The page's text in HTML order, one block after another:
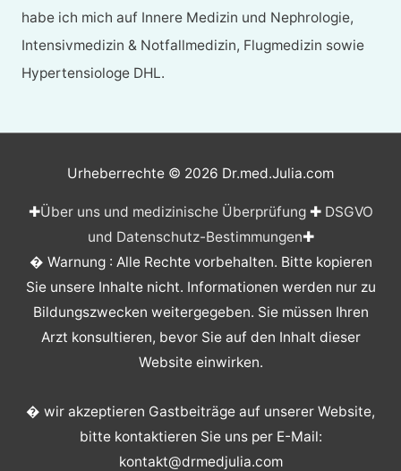
habe ich mich auf Innere Medizin und Nephrologie,
Intensivmedizin & Notfallmedizin, Flugmedizin sowie
Hypertensiologe DHL.
Urheberrechte © 2026 Dr.med.Julia.com
✚Über uns und medizinische Überprüfung✚ DSGVO
und Datenschutz-Bestimmungen✚
� Warnung : Alle Rechte vorbehalten. Bitte kopieren
Sie unsere Inhalte nicht. Informationen werden nur zu
Bildungszwecken weitergegeben. Sie müssen Ihren
Arzt konsultieren, bevor Sie auf den Inhalt dieser
Website einwirken.
� wir akzeptieren Gastbeiträge auf unserer Website,
bitte kontaktieren Sie uns per E-Mail:
kontakt@drmedjulia.com